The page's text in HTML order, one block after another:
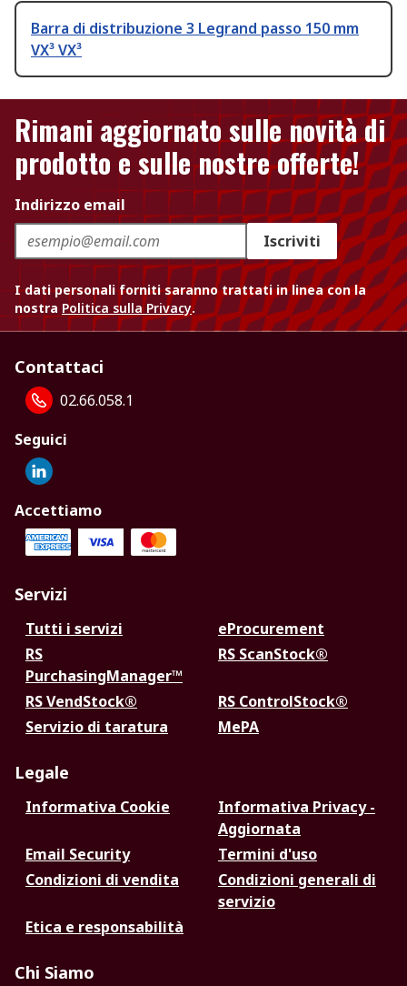
Barra di distribuzione 3 Legrand passo 150 mm
VX³ VX³
Rimani aggiornato sulle novità di
prodotto e sulle nostre offerte!
Indirizzo email
Iscriviti
I dati personali forniti saranno trattati in linea con la
nostra Politica sulla Privacy.
Contattaci
02.66.058.1
Seguici
Accettiamo
Servizi
Tutti i servizi
eProcurement
RS
PurchasingManager™
RS ScanStock®
RS VendStock®
RS ControlStock®
Servizio di taratura
MePA
Legale
Informativa Cookie
Informativa Privacy -
Aggiornata
Email Security
Termini d'uso
Condizioni di vendita
Condizioni generali di
servizio
Etica e responsabilità
Chi Siamo